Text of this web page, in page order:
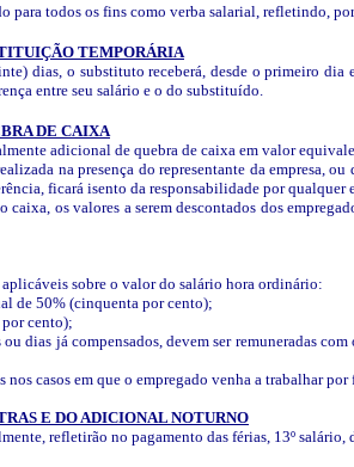
para todos os fins como verba salarial, refletindo,
TEMPORÁRIA
dias, o substituto receberá, desde o primeiro dia
entre seu salário e o do substituído.
DE CAIXA
adicional de quebra de caixa em valor
na presença do representante da empresa,
ficará isento da responsabilidade por
caixa, os valores a serem descontados dos
aplicáveis sobre o valor do salário hora ordinário:
de 50% (cinquenta por cento);
por cento);
dias já compensados, devem ser remuneradas
casos em que o empregado venha a trabalhar
E DO ADICIONAL NOTURNO
refletirão no pagamento das férias, 13º salário,